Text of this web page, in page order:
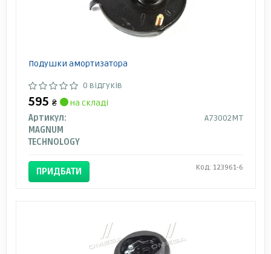
Подушки амортизатора
0 відгуків
595 ₴
на складі
Артикул:
A73002MT
MAGNUM
TECHNOLOGY
ПРИДБАТИ Код: 123961-6